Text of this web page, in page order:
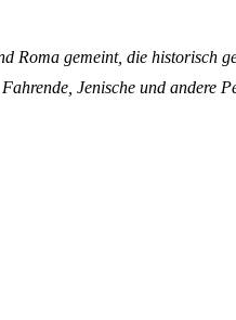
gemeint, die historisch
Jenische und